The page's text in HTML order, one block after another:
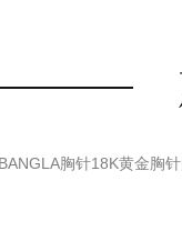
胸针18K黄金胸针